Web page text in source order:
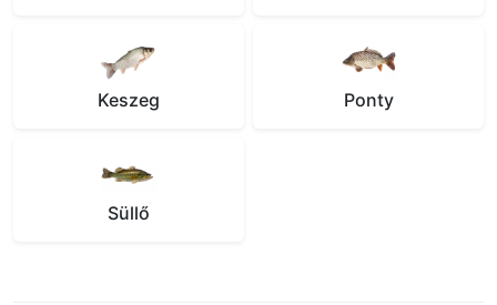
Keszeg Ponty
Süllő